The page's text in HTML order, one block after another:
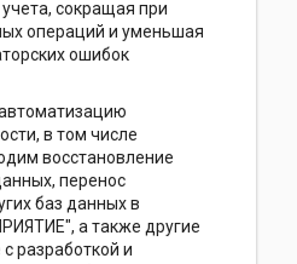
сокращая при
операций и уменьшая
ошибок
в том числе
восстановление
перенос
баз данных в
а также другие
разработкой и